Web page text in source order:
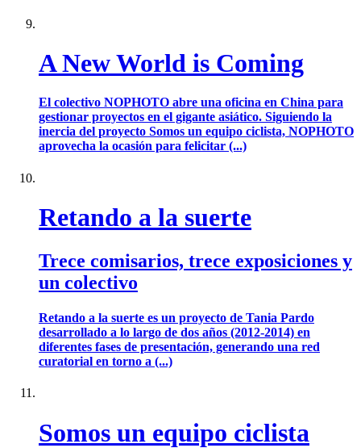
A New World is Coming
El colectivo NOPHOTO abre una oficina en China para
gestionar proyectos en el gigante asiático. Siguiendo la
inercia del proyecto Somos un equipo ciclista, NOPHOTO
aprovecha la ocasión para felicitar (...)
Retando a la suerte
Trece comisarios, trece exposiciones y
un colectivo
Retando a la suerte es un proyecto de Tania Pardo
desarrollado a lo largo de dos años (2012-2014) en
diferentes fases de presentación, generando una red
curatorial en torno a (...)
Somos un equipo ciclista